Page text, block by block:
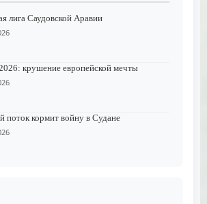
лига Саудовской Аравии
крушение европейской мечты
поток кормит войну в Судане